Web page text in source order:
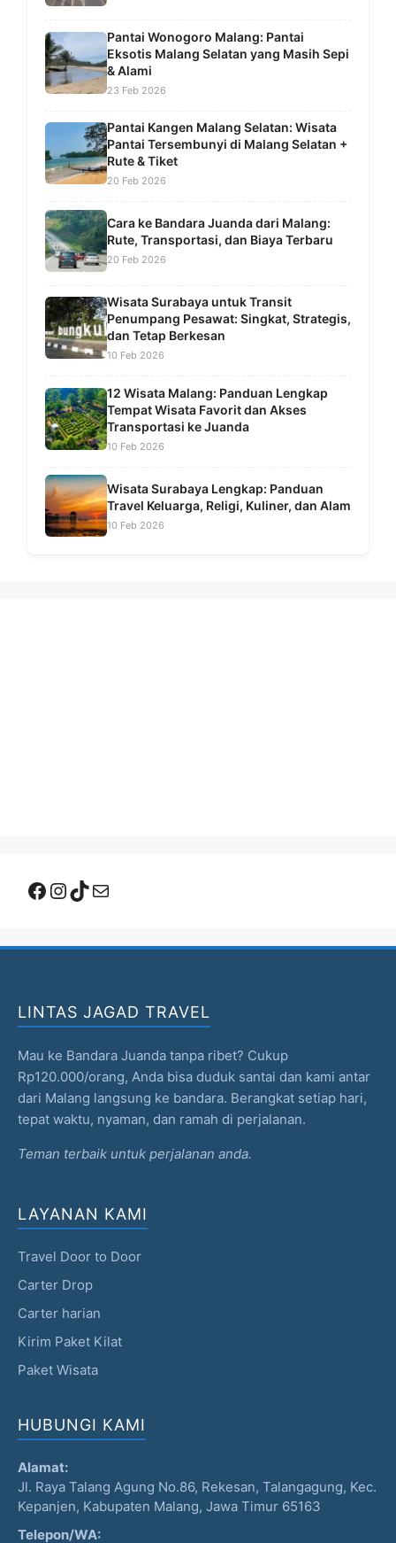
Pantai Wonogoro Malang: Pantai
Eksotis Malang Selatan yang Masih Sepi
& Alami
23 Feb 2026
Pantai Kangen Malang Selatan: Wisata
Pantai Tersembunyi di Malang Selatan +
Rute & Tiket
20 Feb 2026
Cara ke Bandara Juanda dari Malang:
Rute, Transportasi, dan Biaya Terbaru
20 Feb 2026
Wisata Surabaya untuk Transit
Penumpang Pesawat: Singkat, Strategis,
dan Tetap Berkesan
10 Feb 2026
12 Wisata Malang: Panduan Lengkap
Tempat Wisata Favorit dan Akses
Transportasi ke Juanda
10 Feb 2026
Wisata Surabaya Lengkap: Panduan
Travel Keluarga, Religi, Kuliner, dan Alam
10 Feb 2026
Facebook
Instagram
TikTok
Mail
LINTAS JAGAD TRAVEL
Mau ke Bandara Juanda tanpa ribet? Cukup
Rp120.000/orang, Anda bisa duduk santai dan kami antar
dari Malang langsung ke bandara. Berangkat setiap hari,
tepat waktu, nyaman, dan ramah di perjalanan.
Teman terbaik untuk perjalanan anda.
LAYANAN KAMI
Travel Door to Door
Carter Drop
Carter harian
Kirim Paket Kilat
Paket Wisata
HUBUNGI KAMI
Alamat:
Jl. Raya Talang Agung No.86, Rekesan, Talangagung, Kec.
Kepanjen, Kabupaten Malang, Jawa Timur 65163
Telepon/WA: